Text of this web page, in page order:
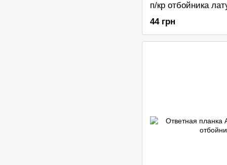
п/кр отбойника
44 грн